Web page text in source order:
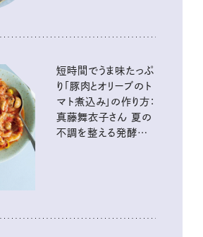
短時間でうま味たっぷ
り「豚肉とオリーブのト
マト煮込み」の作り方：
真藤舞衣子さん 夏の
不調を整える発酵レ